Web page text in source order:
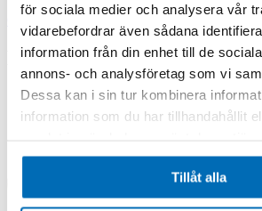
för sociala medier och analysera vår
vidarebefordrar även sådana
information från din enhet till de
annons- och analysföretag som vi
Dessa kan i sin tur kombinera
information som du har tillhandahållit
Tillåt alla
Kit, Decals